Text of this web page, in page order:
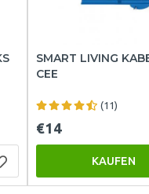
SMART LIVING
CEE
(11)
€14
KAUFEN